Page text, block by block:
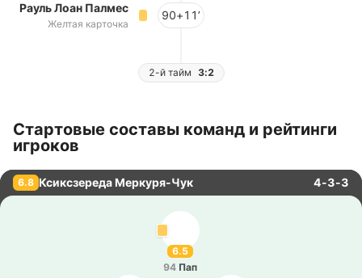
Рауль Лоан Палмес
Желтая карточка
90+11’
2-й тайм 3:2
Стартовые составы команд и рейтинги
игроков
6.8 Ксиксзереда Меркуря-Чук 4-3-3
6.5
94 Пап